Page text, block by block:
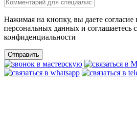
Нажимая на кнопку, вы даете согласие
персональных данных и соглашаетесь
конфиденциальности
Отправить